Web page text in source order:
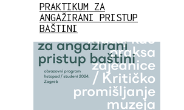
PRAKTIKUM ZA
ANGAŽIRANI PRISTUP
BAŠTINI